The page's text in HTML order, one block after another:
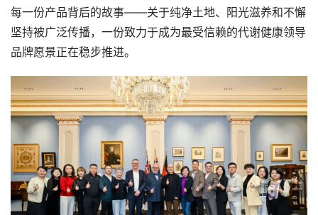
每一份产品背后的故事——关于纯净土地、阳光滋养和不懈
坚持被广泛传播，一份致力于成为最受信赖的代谢健康领导
品牌愿景正在稳步推进。